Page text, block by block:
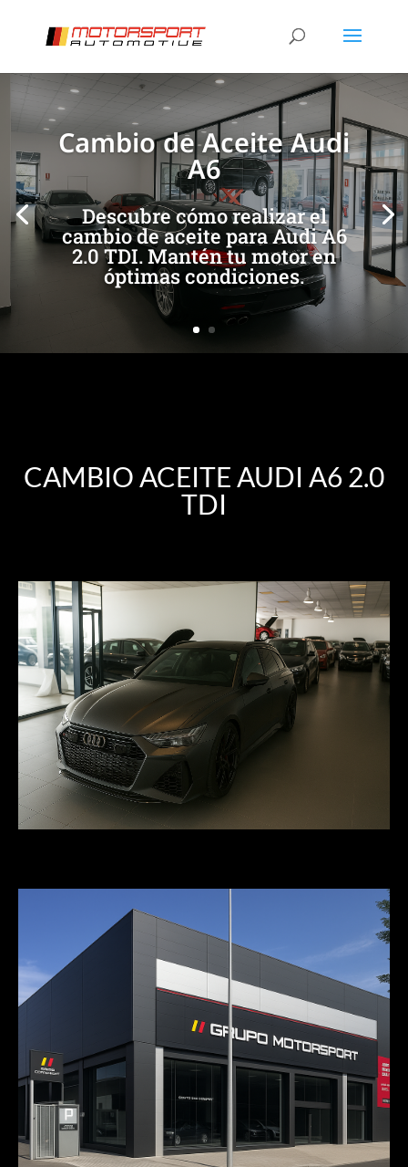
Cambio de Aceite Audi
A6
Descubre cómo realizar el
cambio de aceite para Audi A6
2.0 TDI. Mantén tu motor en
óptimas condiciones.
[/et_pb_slide] [/et_pb_slide]
CAMBIO ACEITE AUDI A6 2.0
TDI